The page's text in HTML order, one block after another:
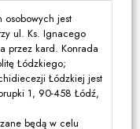
osobowych jest
ul. Ks. Ignacego
przez kard. Konrada
Łódzkiego;
Łódzkiej jest
1, 90-458 Łódź,
będą w celu